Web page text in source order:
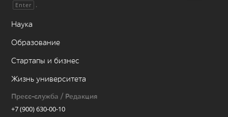
Enter .
Наука
Образование
Стартапы и бизнес
Жизнь университета
Пресс-служба / Редакция
+7 (900) 630-00-10